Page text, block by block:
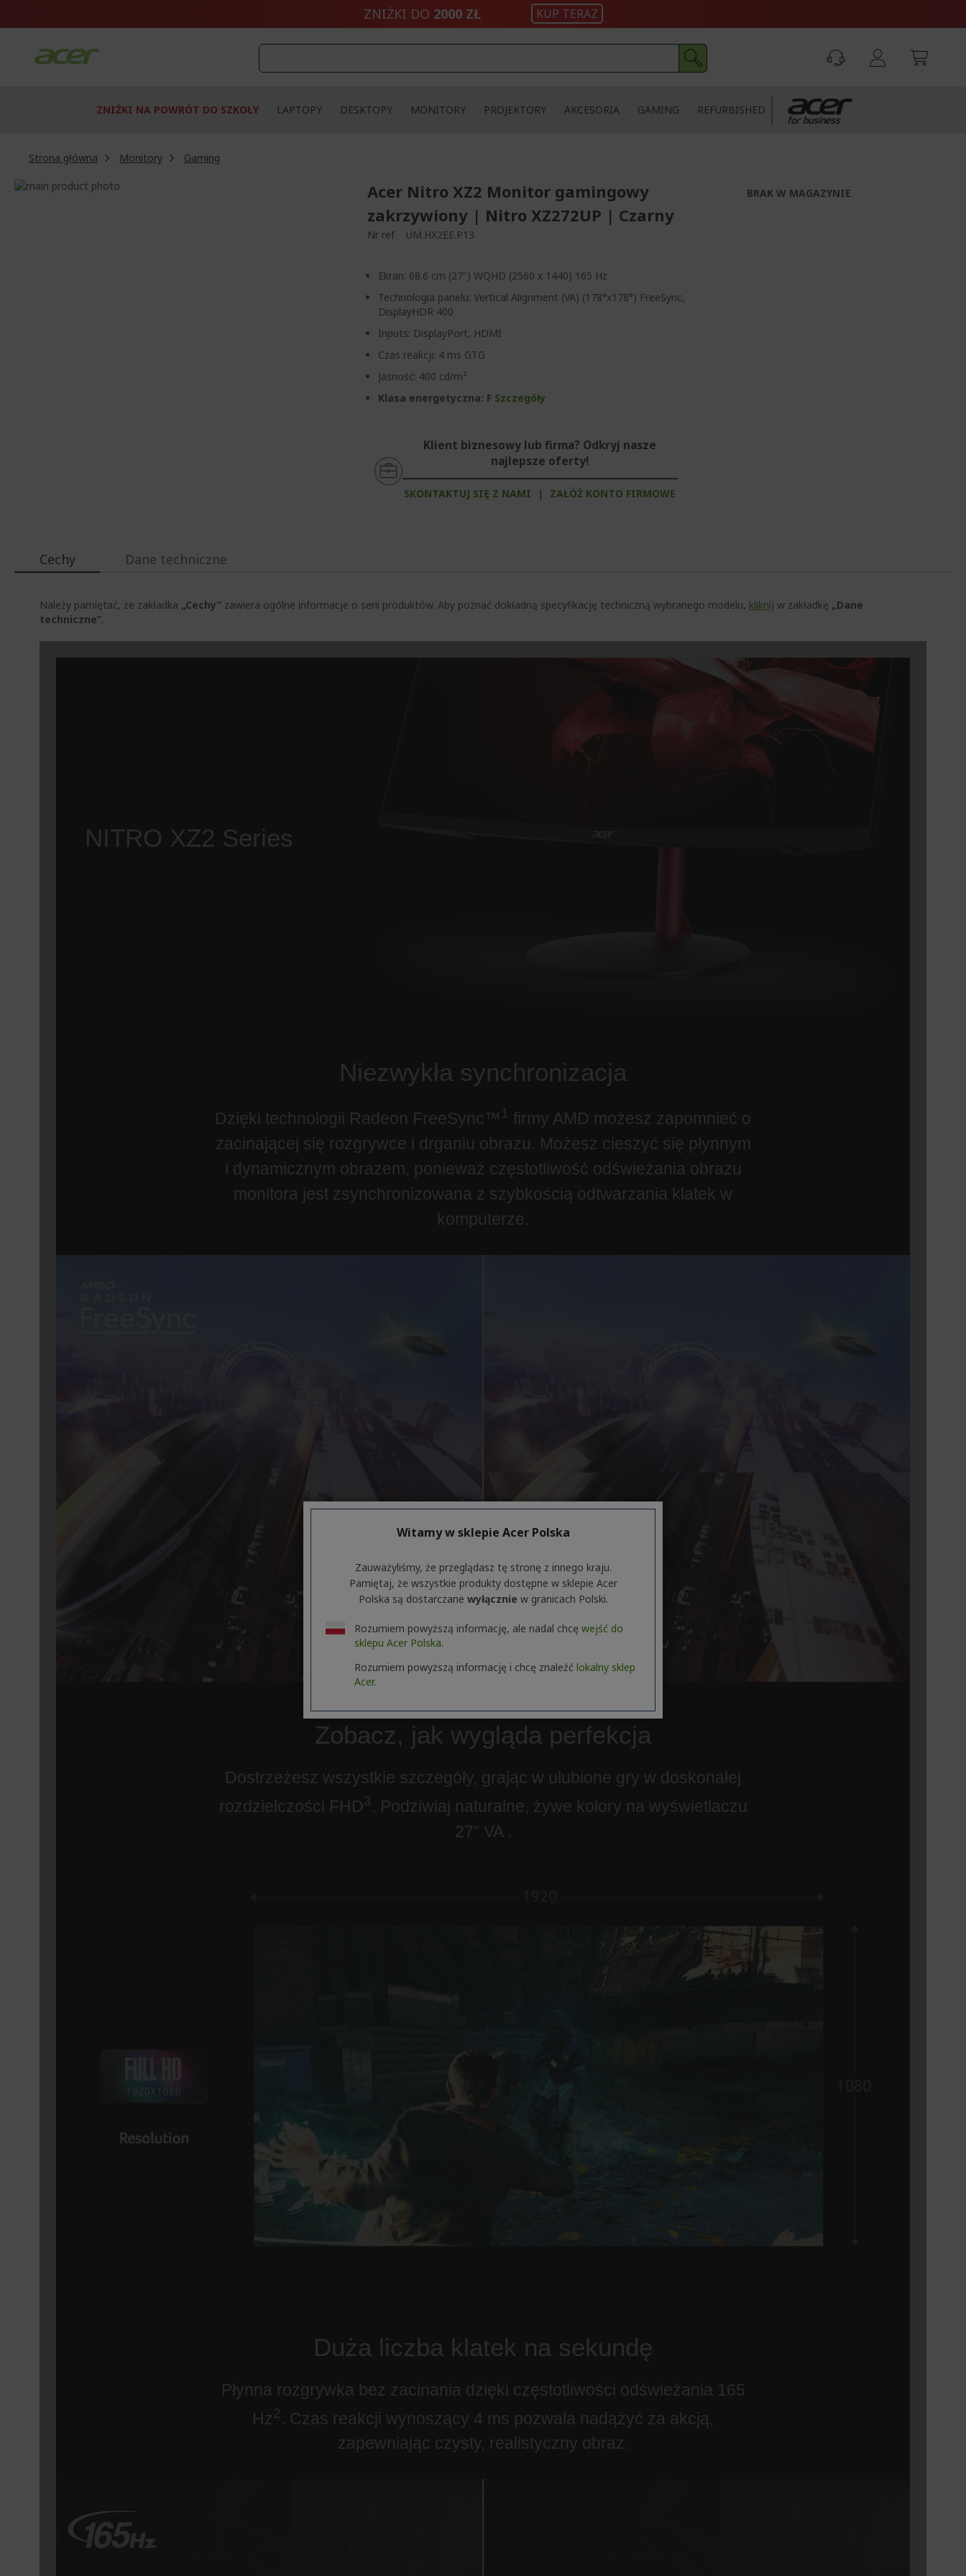
ZNIŻKI DO 2000 ZŁ KUP TERAZ
ZNIŻKI NA POWRÓT DO SZKOŁY LAPTOPY DESKTOPY MONITORY PROJEKTORY AKCESORIA GAMING REFURBISHED
Strona główna Monitory
Gaming
Przejdź
Acer Nitro XZ2 Monitor gamingowy
zakrzywiony | Nitro XZ272UP | Czarny
Nr ref UM.HX2EE.P13
Ekran: 68.6 cm (27") WQHD (2560 x 1440) 165 Hz
Technologia panelu: Vertical Alignment (VA) (178°x178°) FreeSync,
DisplayHDR 400
Inputs: DisplayPort, HDMI
Czas reakcji: 4 ms GTG
Jasność: 400 cd/m²
Klasa energetyczna: F Szczegóły
Klient biznesowy lub firma? Odkryj nasze
najlepsze oferty!
SKONTAKTUJ SIĘ Z NAMI | ZAŁÓŻ KONTO FIRMOWE
BRAK W MAGAZYNIE
Cechy
Należy pamiętać, że zakładka „Cechy” zawiera ogólne informacje o serii produktów. Aby poznać dokładną specyfikację techniczną wybranego modelu, kliknij w zakładkę „Dane
techniczne”.
Dane techniczne
Witamy w sklepie Acer Polska
Zauważyliśmy, że przeglądasz tę stronę z innego kraju.
Pamiętaj, że wszystkie produkty dostępne w sklepie Acer
Polska są dostarczane wyłącznie w granicach Polski.
Rozumiem powyższą informację, ale nadal chcę wejść do
sklepu Acer Polska.
Rozumiem powyższą informację i chcę znaleźć lokalny sklep
Acer.